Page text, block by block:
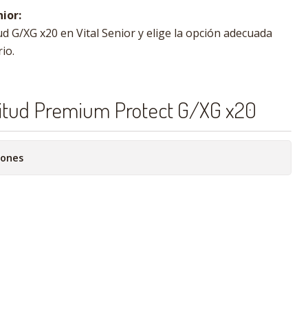
G/XG x20 en Vital Senior y elige la opción adecuada
Premium Protect G/XG x20